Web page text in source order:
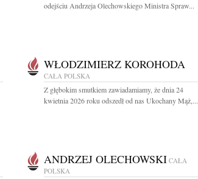
odejściu Andrzeja Olechowskiego Ministra Spraw...
WŁODZIMIERZ KOROHODA
CAŁA POLSKA
Z głębokim smutkiem zawiadamiamy, że dnia 24
kwietnia 2026 roku odszedł od nas Ukochany Mąż,...
ANDRZEJ OLECHOWSKI CAŁA
POLSKA